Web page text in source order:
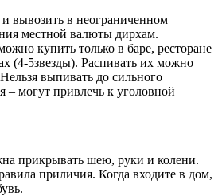
вывозить в неограниченном
местной валюты дирхам.
купить только в баре, ресторане
(4-5звезды). Распивать их можно
выпивать до сильного
– могут привлечь к уголовной
прикрывать шею, руки и колени.
приличия. Когда входите в дом,